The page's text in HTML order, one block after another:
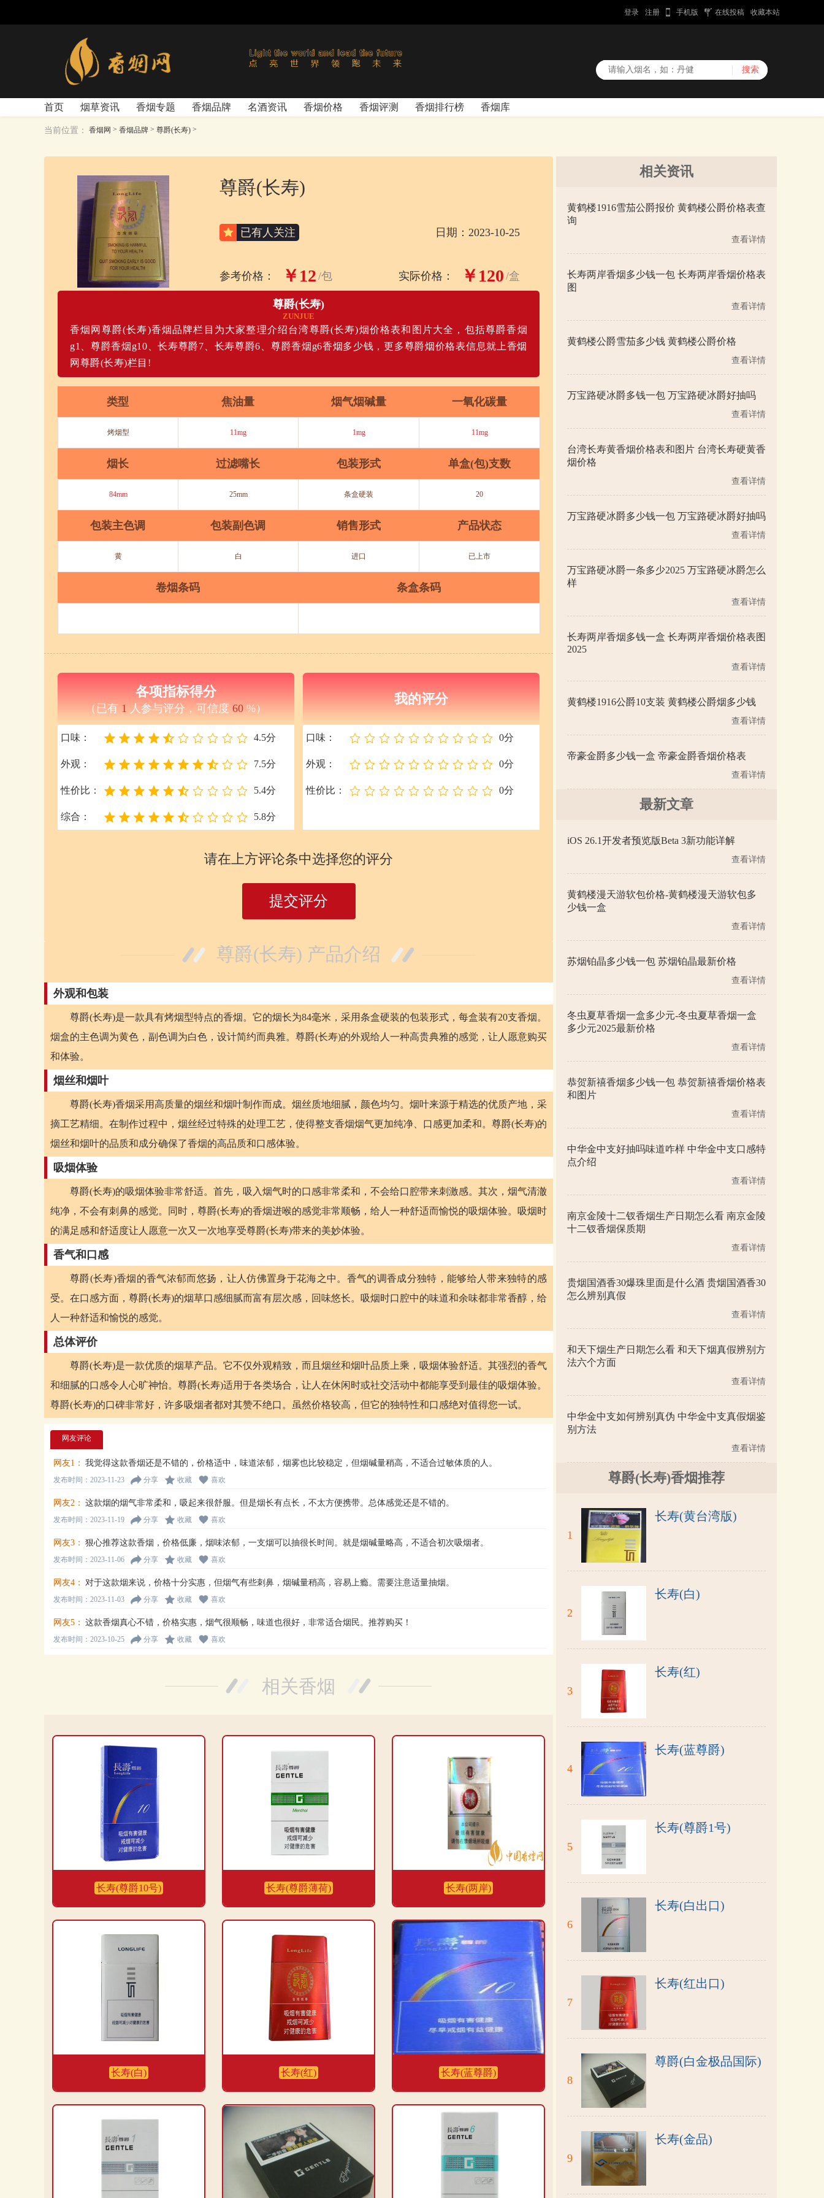
登录 注册 手机版 在线投稿 收藏本站
首页 烟草资讯 香烟专题 香烟品牌 名酒资讯 香烟价格 香烟评测 香烟排行榜 香烟库
当前位置： 香烟网 > 香烟品牌 > 尊爵(长寿) >
尊爵(长寿)
已有人关注 日期：2023-10-25
参考价格： ￥12 /包 实际价格： ￥120 /盒
尊爵(长寿)
ZUNJUE
香烟网尊爵(长寿)香烟品牌栏目为大家整理介绍台湾尊爵(长寿)烟价格表和图片大全，包括尊爵香烟
g1、尊爵香烟g10、长寿尊爵7、长寿尊爵6、尊爵香烟g6香烟多少钱，更多尊爵烟价格表信息就上香烟
网尊爵(长寿)栏目!
类型 焦油量 烟气烟碱量 一氧化碳量
烤烟型 11mg 1mg 11mg
烟长 过滤嘴长 包装形式 单盒(包)支数
84mm 25mm 条盒硬装 20
包装主色调 包装副色调 销售形式 产品状态
黄 白 进口 已上市
卷烟条码 条盒条码
各项指标得分
（已有 1 人参与评分，可信度 60 %）
口味： 4.5分
外观： 7.5分
性价比： 5.4分
综合： 5.8分
我的评分
口味： 0分
外观： 0分
性价比： 0分
请在上方评论条中选择您的评分
提交评分
尊爵(长寿) 产品介绍
外观和包装
尊爵(长寿)是一款具有烤烟型特点的香烟。它的烟长为84毫米，采用条盒硬装的包装形式，每盒装有20支香烟。
烟盒的主色调为黄色，副色调为白色，设计简约而典雅。尊爵(长寿)的外观给人一种高贵典雅的感觉，让人愿意购买
和体验。
烟丝和烟叶
尊爵(长寿)香烟采用高质量的烟丝和烟叶制作而成。烟丝质地细腻，颜色均匀。烟叶来源于精选的优质产地，采
摘工艺精细。在制作过程中，烟丝经过特殊的处理工艺，使得整支香烟烟气更加纯净、口感更加柔和。尊爵(长寿)的
烟丝和烟叶的品质和成分确保了香烟的高品质和口感体验。
吸烟体验
尊爵(长寿)的吸烟体验非常舒适。首先，吸入烟气时的口感非常柔和，不会给口腔带来刺激感。其次，烟气清澈
纯净，不会有刺鼻的感觉。同时，尊爵(长寿)的香烟进喉的感觉非常顺畅，给人一种舒适而愉悦的吸烟体验。吸烟时
的满足感和舒适度让人愿意一次又一次地享受尊爵(长寿)带来的美妙体验。
香气和口感
尊爵(长寿)香烟的香气浓郁而悠扬，让人仿佛置身于花海之中。香气的调香成分独特，能够给人带来独特的感
受。在口感方面，尊爵(长寿)的烟草口感细腻而富有层次感，回味悠长。吸烟时口腔中的味道和余味都非常香醇，给
人一种舒适和愉悦的感觉。
总体评价
尊爵(长寿)是一款优质的烟草产品。它不仅外观精致，而且烟丝和烟叶品质上乘，吸烟体验舒适。其强烈的香气
和细腻的口感令人心旷神怡。尊爵(长寿)适用于各类场合，让人在休闲时或社交活动中都能享受到最佳的吸烟体验。
尊爵(长寿)的口碑非常好，许多吸烟者都对其赞不绝口。虽然价格较高，但它的独特性和口感绝对值得您一试。
网友评论
网友1： 我觉得这款香烟还是不错的，价格适中，味道浓郁，烟雾也比较稳定，但烟碱量稍高，不适合过敏体质的人。
发布时间：2023-11-23 分享 收藏 喜欢
网友2： 这款烟的烟气非常柔和，吸起来很舒服。但是烟长有点长，不太方便携带。总体感觉还是不错的。
发布时间：2023-11-19 分享 收藏 喜欢
网友3： 狠心推荐这款香烟，价格低廉，烟味浓郁，一支烟可以抽很长时间。就是烟碱量略高，不适合初次吸烟者。
发布时间：2023-11-06 分享 收藏 喜欢
网友4： 对于这款烟来说，价格十分实惠，但烟气有些刺鼻，烟碱量稍高，容易上瘾。需要注意适量抽烟。
发布时间：2023-11-03 分享 收藏 喜欢
网友5： 这款香烟真心不错，价格实惠，烟气很顺畅，味道也很好，非常适合烟民。推荐购买！
发布时间：2023-10-25 分享 收藏 喜欢
相关香烟
长寿(尊爵10号) 长寿(尊爵薄荷) 长寿(两岸)
长寿(白) 长寿(红) 长寿(蓝尊爵)
相关资讯
黄鹤楼1916雪茄公爵报价 黄鹤楼公爵价格表查
询
查看详情
长寿两岸香烟多少钱一包 长寿两岸香烟价格表
图
查看详情
黄鹤楼公爵雪茄多少钱 黄鹤楼公爵价格
查看详情
万宝路硬冰爵多钱一包 万宝路硬冰爵好抽吗
查看详情
台湾长寿黄香烟价格表和图片 台湾长寿硬黄香
烟价格
查看详情
万宝路硬冰爵多少钱一包 万宝路硬冰爵好抽吗
查看详情
万宝路硬冰爵一条多少2025 万宝路硬冰爵怎么
样
查看详情
长寿两岸香烟多钱一盒 长寿两岸香烟价格表图
2025
查看详情
黄鹤楼1916公爵10支装 黄鹤楼公爵烟多少钱
查看详情
帝豪金爵多少钱一盒 帝豪金爵香烟价格表
查看详情
最新文章
iOS 26.1开发者预览版Beta 3新功能详解
查看详情
黄鹤楼漫天游软包价格-黄鹤楼漫天游软包多
少钱一盒
查看详情
苏烟铂晶多少钱一包 苏烟铂晶最新价格
查看详情
冬虫夏草香烟一盒多少元-冬虫夏草香烟一盒
多少元2025最新价格
查看详情
恭贺新禧香烟多少钱一包 恭贺新禧香烟价格表
和图片
查看详情
中华金中支好抽吗味道咋样 中华金中支口感特
点介绍
查看详情
南京金陵十二钗香烟生产日期怎么看 南京金陵
十二钗香烟保质期
查看详情
贵烟国酒香30爆珠里面是什么酒 贵烟国酒香30
怎么辨别真假
查看详情
和天下烟生产日期怎么看 和天下烟真假辨别方
法六个方面
查看详情
中华金中支如何辨别真伪 中华金中支真假烟鉴
别方法
查看详情
尊爵(长寿)香烟推荐
1
长寿(黄台湾版)
2
长寿(白)
3
长寿(红)
4
长寿(蓝尊爵)
5
长寿(尊爵1号)
6
长寿(白出口)
7
长寿(红出口)
8
尊爵(白金极品国际)
9
长寿(金品)